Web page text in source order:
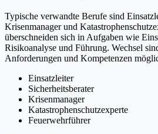
Typische verwandte Berufe sind
Krisenmanager und
überschneiden sich in Aufgaben wie
Risikoanalyse und Führung. Wechsel
Anforderungen und Kompetenzen
Einsatzleiter
Sicherheitsberater
Krisenmanager
Katastrophenschutzexperte
Feuerwehrführer